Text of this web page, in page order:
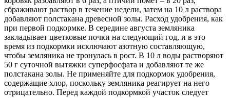
сбраживают раствор в течение недели, затем на 10 л раствора
добавляют полстакана древесной золы. Расход удобрения, как
при первой подкормке. В середине августа земляника
закладывает цветковые почки на следующий год, и в это
время из подкормки исключают азотную составляющую,
чтобы земляника не тронулась в рост. В 10 л воды растворяют
50 г суточной вытяжки суперфосфата и добавляют те же
полстакана золы. Не применяйте для подкормок удобрения,
содержащие хлор, поскольку земляника реагирует на него
отрицательно. Перед каждой подкормкой участок следует